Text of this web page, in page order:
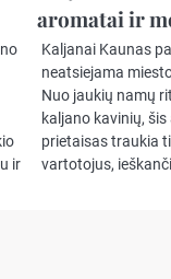
ir
aromatai ir
Kaljanai Kaunas
neatsiejama
Nuo jaukių namų
kaljano kavinių,
prietaisas traukia
vartotojus,